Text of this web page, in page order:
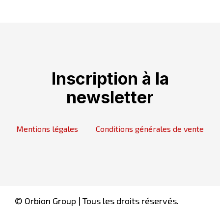
Inscription à la
newsletter
Mentions légales Conditions générales de vente
© Orbion Group | Tous les droits réservés.